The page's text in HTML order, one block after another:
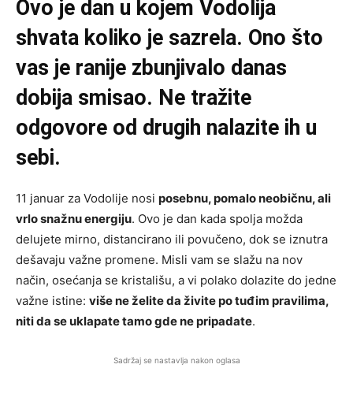
Ovo je dan u kojem Vodolija
shvata koliko je sazrela. Ono što
vas je ranije zbunjivalo danas
dobija smisao. Ne tražite
odgovore od drugih nalazite ih u
sebi.
11 januar za Vodolije nosi posebnu, pomalo neobičnu, ali
vrlo snažnu energiju. Ovo je dan kada spolja možda
delujete mirno, distancirano ili povučeno, dok se iznutra
dešavaju važne promene. Misli vam se slažu na nov
način, osećanja se kristališu, a vi polako dolazite do jedne
važne istine: više ne želite da živite po tuđim pravilima,
niti da se uklapate tamo gde ne pripadate.
Sadržaj se nastavlja nakon oglasa